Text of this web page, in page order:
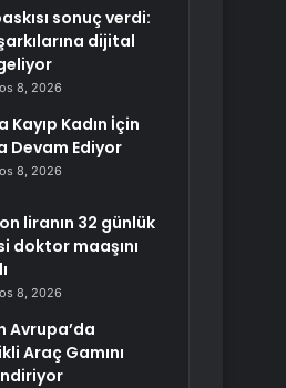
sonuç verdi:
dijital
8, 2026
Kayıp Kadın İçin
Devam Ediyor
8, 2026
liranın 32 günlük
doktor maaşını
8, 2026
Avrupa’da
Araç Gamını